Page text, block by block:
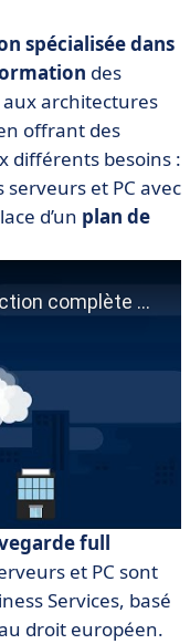
spécialisée dans
des
aux architectures
offrant des
différents besoins :
et PC avec
d’un plan de
full
et PC sont
Services, basé
droit européen.